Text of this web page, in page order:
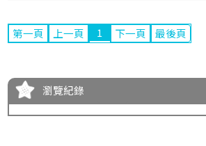
第一頁 上一頁 1 下一頁 最後頁
瀏覽紀錄